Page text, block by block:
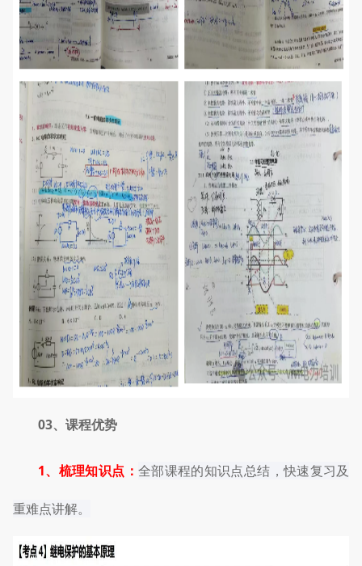
03、课程优势
1、梳理知识点： 全部课程的知识点总结，快速复习及
重难点讲解。